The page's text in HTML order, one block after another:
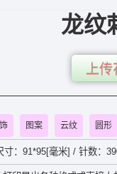
龙纹
上传
图案 云纹 圆形
：91*95[毫米] / 针数：